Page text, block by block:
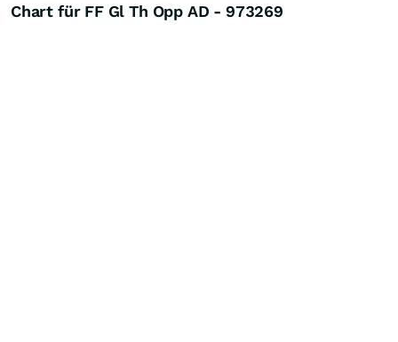
Chart für FF Gl Th Opp AD - 973269